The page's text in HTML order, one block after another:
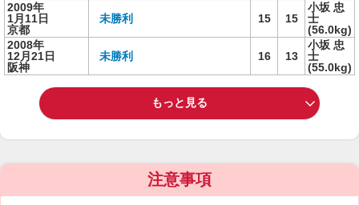
2009年
1月11日
京都
未勝利 15 15
小坂 忠
士
(56.0kg)
2008年
12月21日
阪神
未勝利 16 13
小坂 忠
士
(55.0kg)
もっと見る
注意事項